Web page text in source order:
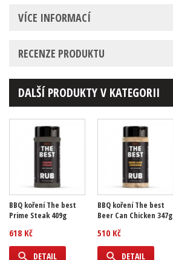
VÍCE INFORMACÍ
RECENZE PRODUKTU
DALŠÍ PRODUKTY V KATEGORII
BBQ koření The best
Prime Steak 409g
618 Kč
DETAIL
BBQ koření The best
Beer Can Chicken 347g
510 Kč
DETAIL